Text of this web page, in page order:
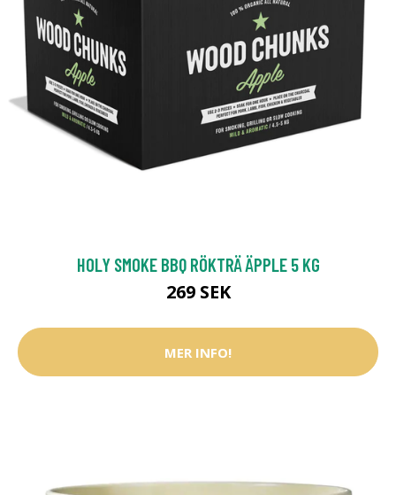
HOLY SMOKE BBQ RÖKTRÄ ÄPPLE 5 KG
269 SEK
MER INFO!